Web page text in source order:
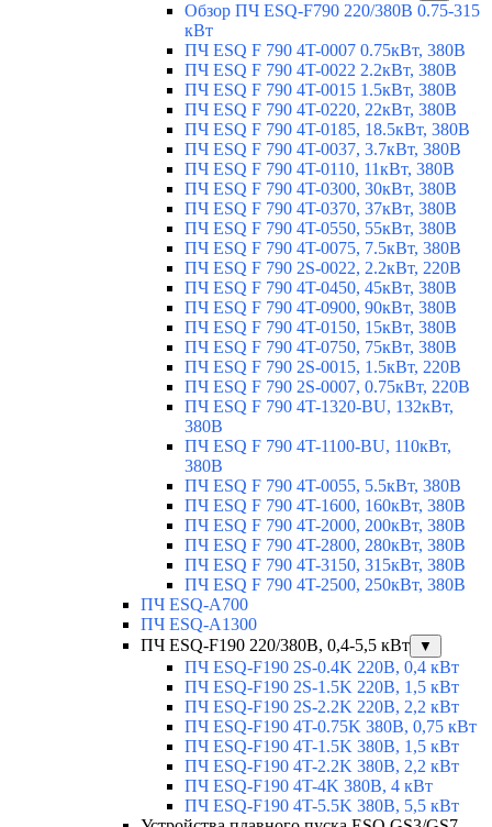
Обзор ПЧ ESQ-F790 220/380В 0.75-315
кВт
ПЧ ESQ F 790 4T-0007 0.75кВт, 380В
ПЧ ESQ F 790 4T-0022 2.2кВт, 380В
ПЧ ESQ F 790 4T-0015 1.5кВт, 380В
ПЧ ESQ F 790 4T-0220, 22кВт, 380В
ПЧ ESQ F 790 4T-0185, 18.5кВт, 380В
ПЧ ESQ F 790 4T-0037, 3.7кВт, 380В
ПЧ ESQ F 790 4T-0110, 11кВт, 380В
ПЧ ESQ F 790 4T-0300, 30кВт, 380В
ПЧ ESQ F 790 4T-0370, 37кВт, 380В
ПЧ ESQ F 790 4T-0550, 55кВт, 380В
ПЧ ESQ F 790 4T-0075, 7.5кВт, 380В
ПЧ ESQ F 790 2S-0022, 2.2кВт, 220В
ПЧ ESQ F 790 4T-0450, 45кВт, 380В
ПЧ ESQ F 790 4T-0900, 90кВт, 380В
ПЧ ESQ F 790 4T-0150, 15кВт, 380В
ПЧ ESQ F 790 4T-0750, 75кВт, 380В
ПЧ ESQ F 790 2S-0015, 1.5кВт, 220В
ПЧ ESQ F 790 2S-0007, 0.75кВт, 220В
ПЧ ESQ F 790 4T-1320-BU, 132кВт,
380В
ПЧ ESQ F 790 4T-1100-BU, 110кВт,
380В
ПЧ ESQ F 790 4T-0055, 5.5кВт, 380В
ПЧ ESQ F 790 4T-1600, 160кВт, 380В
ПЧ ESQ F 790 4T-2000, 200кВт, 380В
ПЧ ESQ F 790 4T-2800, 280кВт, 380В
ПЧ ESQ F 790 4T-3150, 315кВт, 380В
ПЧ ESQ F 790 4T-2500, 250кВт, 380В
ПЧ ESQ-A700
ПЧ ESQ-A1300
ПЧ ESQ-F190 220/380В, 0,4-5,5 кВт
▼
ПЧ ESQ-F190 2S-0.4K 220В, 0,4 кВт
ПЧ ESQ-F190 2S-1.5K 220В, 1,5 кВт
ПЧ ESQ-F190 2S-2.2K 220В, 2,2 кВт
ПЧ ESQ-F190 4T-0.75K 380В, 0,75 кВт
ПЧ ESQ-F190 4T-1.5K 380В, 1,5 кВт
ПЧ ESQ-F190 4T-2.2K 380В, 2,2 кВт
ПЧ ESQ-F190 4T-4K 380В, 4 кВт
ПЧ ESQ-F190 4T-5.5K 380В, 5,5 кВт